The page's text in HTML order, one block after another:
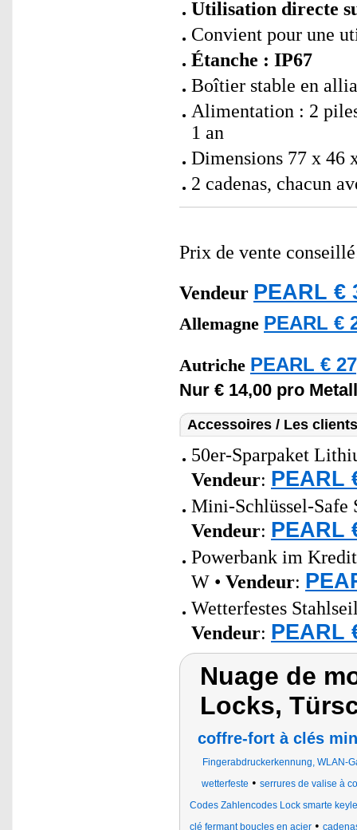
Utilisation directe
Convient pour une
Étanche : IP67
Boîtier stable en
Alimentation : 2
1 an
Dimensions 77 x 46
2 cadenas, chacun
Prix de vente
Vendeur PEARL €
Allemagne PEARL €
Autriche PEARL €
Nur € 14,00 pro
Accessoires / Les
50er-Sparpaket
Vendeur: PEARL
Mini-Schlüssel-Safe
Vendeur: PEARL
Powerbank im
W • Vendeur:
Wetterfestes
Vendeur: PEARL
Nuage de
Locks,
coffre-fort à clés
Fingerabdruckerkennung, WLAN-
wetterfeste • serrures de valise à
Codes Zahlencodes Lock smarte
clé fermant boucles en acier•